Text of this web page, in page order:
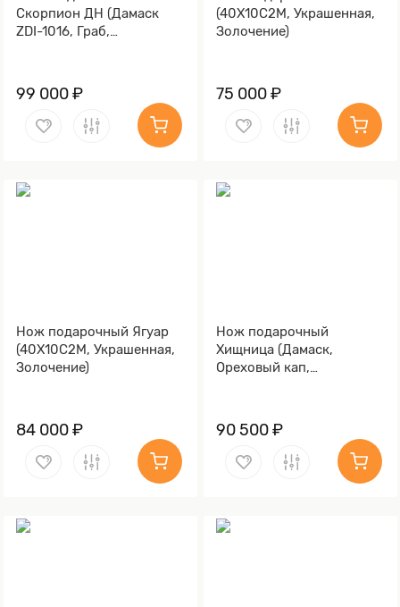
Скорпион ДН (Дамаск
ZDI-1016, Граб,
99 000 ₽
(40Х10С2М, Украшенная,
Золочение)
75 000 ₽
Нож подарочный Ягуар
(40Х10С2М, Украшенная,
Золочение)
84 000 ₽
Нож подарочный
Хищница (Дамаск,
Ореховый кап,
90 500 ₽